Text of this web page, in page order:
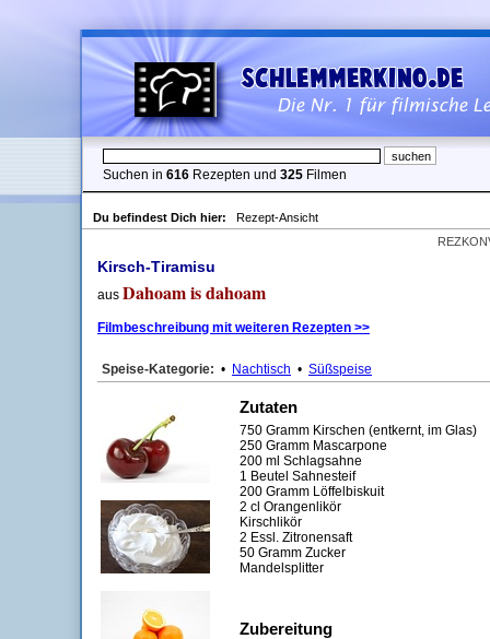
Suchen in 616 Rezepten und 325 Filmen
Du befindest Dich hier:
Rezept-Ansicht
Kirsch-Tiramisu
aus Dahoam is dahoam
Filmbeschreibung mit weiteren Rezepten >>
Speise-Kategorie: • Nachtisch • Süßspeise
Zutaten
750 Gramm Kirschen (entkernt, im Glas)
250 Gramm Mascarpone
200 ml Schlagsahne
1 Beutel Sahnesteif
200 Gramm Löffelbiskuit
2 cl Orangenlikör
Kirschlikör
2 Essl. Zitronensaft
50 Gramm Zucker
Mandelsplitter
Zubereitung